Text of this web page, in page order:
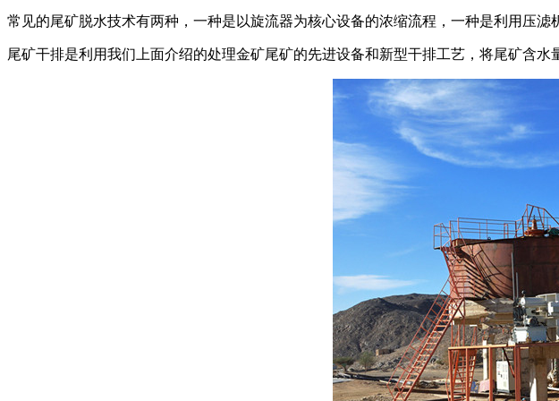
常见的尾矿脱水技术有两种，一种是以旋流器为核心设备的浓缩流程，一种是利用压滤
尾矿干排是利用我们上面介绍的处理金矿尾矿的先进设备和新型干排工艺，将尾矿含